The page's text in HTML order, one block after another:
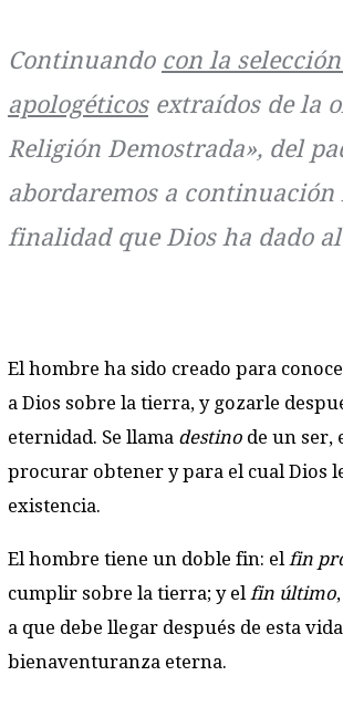
Continuando con la
apologéticosextraídos de la
Religión Demostrada», del
abordaremos a continuación
finalidad que Dios ha dado
El hombre ha sido creado para
a Dios sobre la tierra, y gozarle
eternidad. Se llama destino de un ser,
procurar obtener y para el cual Dios
existencia.
El hombre tiene un doble fin: el fin
cumplir sobre la tierra; y el fin último
a que debe llegar después de esta
bienaventuranza eterna.